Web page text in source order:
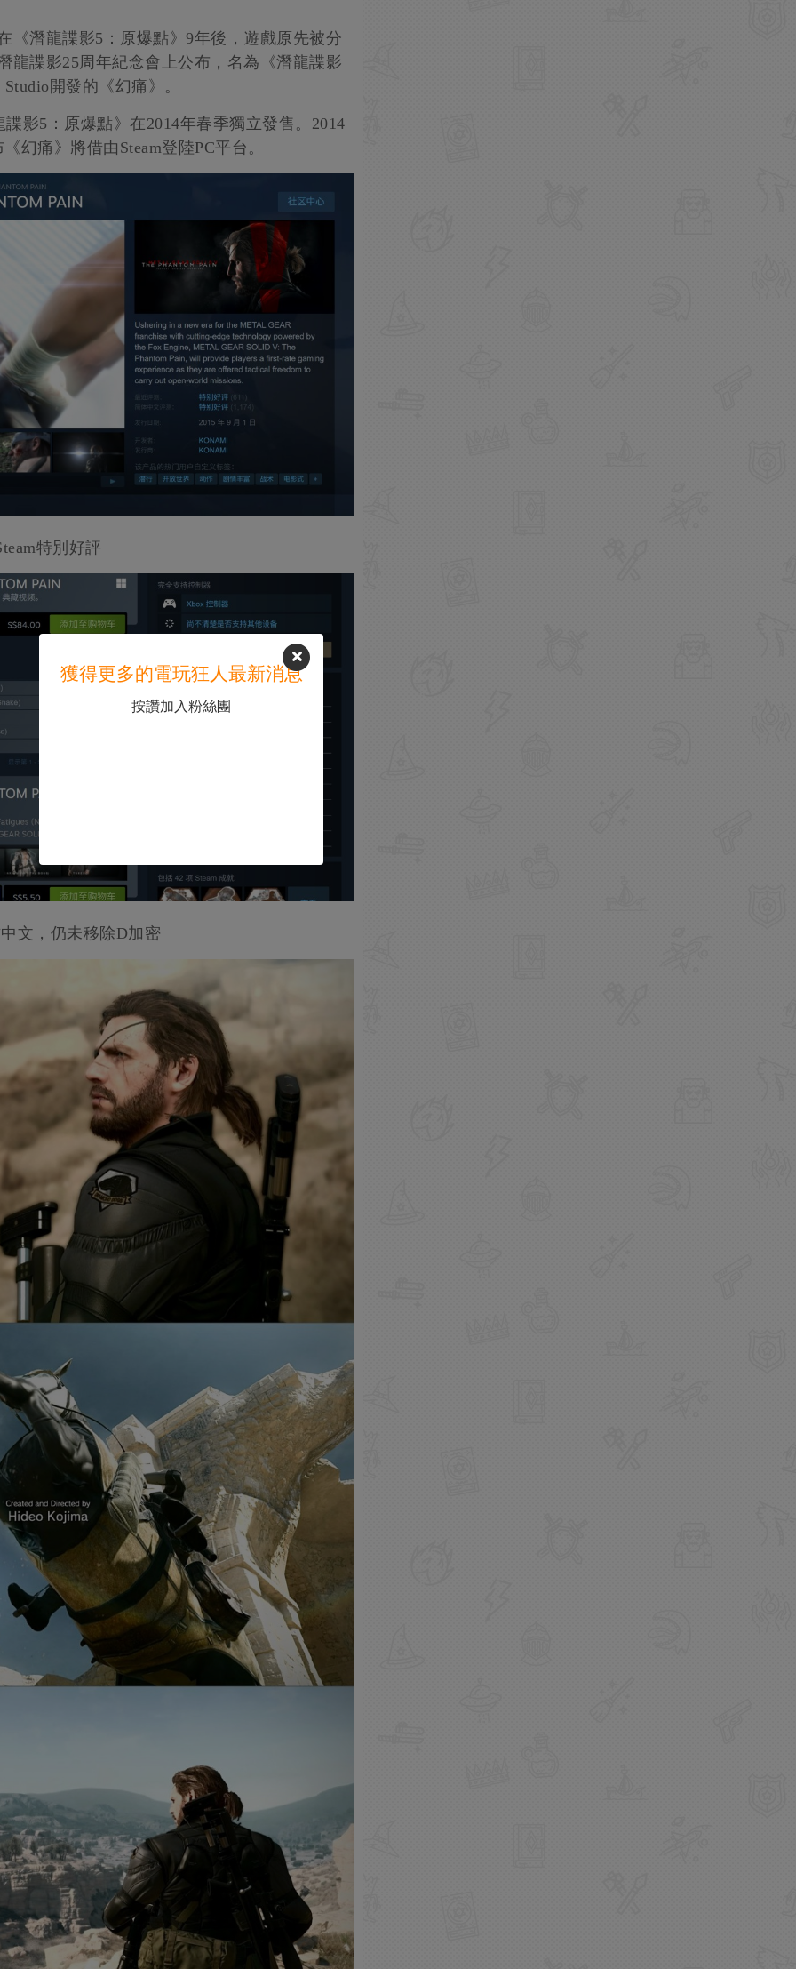
《潛龍諜影5：原爆點》9年後，遊戲原先被分
龍諜影25周年紀念會上公布，名為《潛龍諜影
開發的《幻痛》。
影5：原爆點》在2014年春季獨立發售。2014
幻痛》將借由Steam登陸PC平台。
特別好評
文，仍未移除D加密
獲得更多的電玩狂人最新消息
按讚加入粉絲團